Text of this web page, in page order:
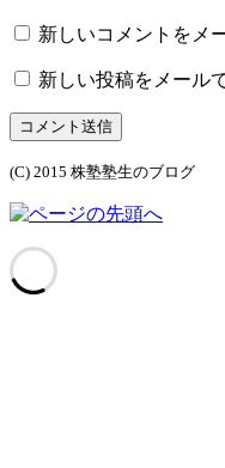
新しいコメントをメ
新しい投稿をメール
コメント送信
(C) 2015 株塾塾生のブログ